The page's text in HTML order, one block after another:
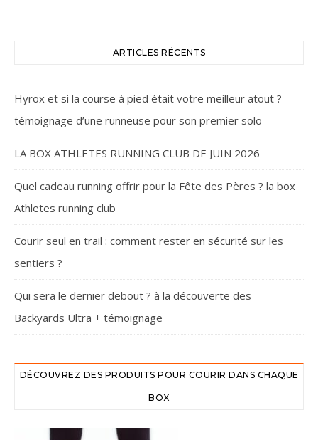
ARTICLES RÉCENTS
Hyrox et si la course à pied était votre meilleur atout ?
témoignage d’une runneuse pour son premier solo
LA BOX ATHLETES RUNNING CLUB DE JUIN 2026
Quel cadeau running offrir pour la Fête des Pères ? la box
Athletes running club
Courir seul en trail : comment rester en sécurité sur les
sentiers ?
Qui sera le dernier debout ? à la découverte des
Backyards Ultra + témoignage
DÉCOUVREZ DES PRODUITS POUR COURIR DANS CHAQUE
BOX